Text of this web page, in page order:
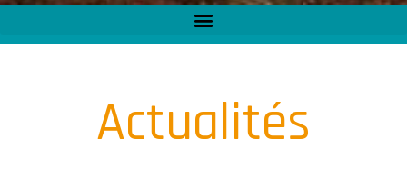
Actualités